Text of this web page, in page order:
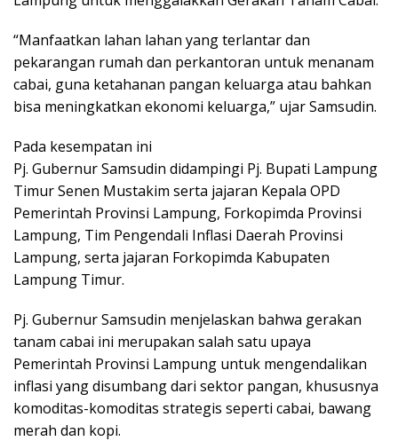
“Manfaatkan lahan lahan yang terlantar dan
pekarangan rumah dan perkantoran untuk menanam
cabai, guna ketahanan pangan keluarga atau bahkan
bisa meningkatkan ekonomi keluarga,” ujar Samsudin.
Pada kesempatan ini
Pj. Gubernur Samsudin didampingi Pj. Bupati Lampung
Timur Senen Mustakim serta jajaran Kepala OPD
Pemerintah Provinsi Lampung, Forkopimda Provinsi
Lampung, Tim Pengendali Inflasi Daerah Provinsi
Lampung, serta jajaran Forkopimda Kabupaten
Lampung Timur.
Pj. Gubernur Samsudin menjelaskan bahwa gerakan
tanam cabai ini merupakan salah satu upaya
Pemerintah Provinsi Lampung untuk mengendalikan
inflasi yang disumbang dari sektor pangan, khususnya
komoditas-komoditas strategis seperti cabai, bawang
merah dan kopi.